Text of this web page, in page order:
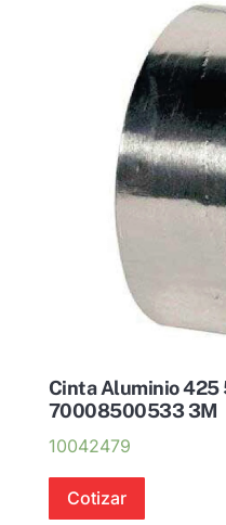
Cinta Aluminio
70008500533 3M
10042479
Cotizar